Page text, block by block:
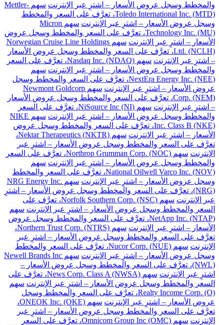
والمخطط وسجل عروض الأسعار – اشترِ عبر الإنترنت
سهم Mettler-
Toledo International Inc. (MTD)، تعرَّف على السعر والمخطط
وسجل عروض الأسعار – اشترِ عبر الإنترنت
سهم Micron
Technology Inc. (MU)، تعرَّف على السعر والمخطط وسجل عروض
الأسعار – اشترِ عبر الإنترنت
سهم Norwegian Cruise Line Holdings
Ltd. (NCLH)، تعرَّف على السعر والمخطط وسجل عروض الأسعار
– اشترِ عبر الإنترنت
سهم Nasdaq Inc. (NDAQ)، تعرَّف على السعر
والمخطط وسجل عروض الأسعار – اشترِ عبر الإنترنت سهم
NextEra Energy Inc. (NEE)، تعرَّف على السعر والمخطط وسجل
عروض الأسعار – اشترِ عبر الإنترنت
سهم Newmont Goldcorp
Corp. (NEM)، تعرَّف على السعر والمخطط وسجل عروض الأسعار
– اشترِ عبر الإنترنت
سهم NiSource Inc (NI)، تعرَّف على السعر
والمخطط وسجل عروض الأسعار – اشترِ عبر الإنترنت
سهم NIKE
Inc. Class B (NKE)، تعرَّف على السعر والمخطط وسجل عروض
الأسعار – اشترِ عبر الإنترنت
سهم Nektar Therapeutics (NKTR)،
تعرَّف على السعر والمخطط وسجل عروض الأسعار – اشترِ عبر
الإنترنت
سهم Northrop Grumman Corp. (NOC)، تعرَّف على السعر
والمخطط وسجل عروض الأسعار – اشترِ عبر الإنترنت سهم
National Oilwell Varco Inc. (NOV)، تعرَّف على السعر والمخطط
وسجل عروض الأسعار – اشترِ عبر الإنترنت
سهم NRG Energy Inc.
(NRG)، تعرَّف على السعر والمخطط وسجل عروض الأسعار – اشترِ
عبر الإنترنت
سهم Norfolk Southern Corp. (NSC)، تعرَّف على
السعر والمخطط وسجل عروض الأسعار – اشترِ عبر الإنترنت سهم
NetApp Inc. (NTAP)، تعرَّف على السعر والمخطط وسجل عروض
الأسعار – اشترِ عبر الإنترنت
سهم Northern Trust Corp. (NTRS)،
تعرَّف على السعر والمخطط وسجل عروض الأسعار – اشترِ عبر
الإنترنت
سهم Nucor Corp. (NUE)، تعرَّف على السعر والمخطط
وسجل عروض الأسعار – اشترِ عبر الإنترنت
سهم Newell Brands Inc
(NWL)، تعرَّف على السعر والمخطط وسجل عروض الأسعار –
اشترِ عبر الإنترنت
سهم News Corp. Class A (NWSA)، تعرَّف على
السعر والمخطط وسجل عروض الأسعار – اشترِ عبر الإنترنت سهم
Realty Income Corp. (O)، تعرَّف على السعر والمخطط وسجل
عروض الأسعار – اشترِ عبر الإنترنت
سهم ONEOK Inc. (OKE)،
تعرَّف على السعر والمخطط وسجل عروض الأسعار – اشترِ عبر
الإنترنت
سهم Omnicom Group Inc (OMC)، تعرَّف على السعر